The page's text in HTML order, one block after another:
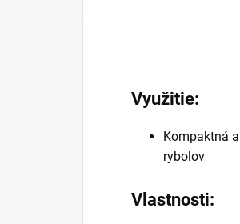
Využitie:
Kompaktná
rybolov
Vlastnosti: